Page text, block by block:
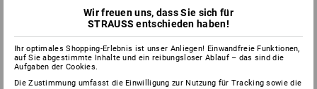
hochwertigen Funktionsfasern
komplett maschinenwaschbar bei 30 °C
in allen e.s. Protos -Helmen enthalten
Wir freuen uns, dass Sie sich für
STRAUSS entschieden haben!
Ihr optimales Shopping-Erlebnis ist unser Anliegen! Einwandfreie Funktionen,
auf Sie abgestimmte Inhalte und ein reibungsloser Ablauf – das sind die
Aufgaben der Cookies.
Die Zustimmung umfasst die Einwilligung zur Nutzung für Tracking sowie die